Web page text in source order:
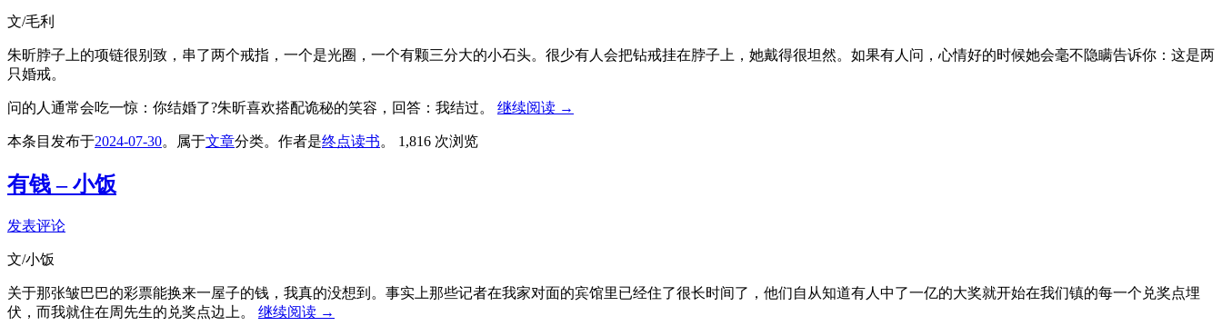
文/毛利
朱昕脖子上的项链很别致，串了两个戒指，一个是光圈，一个有颗三分大的小石头。很少有人会把钻戒挂在脖子上，她戴得很坦然。如果有人问，心情好的时候她会毫不隐瞒告诉你：这是两
只婚戒。
问的人通常会吃一惊：你结婚了?朱昕喜欢搭配诡秘的笑容，回答：我结过。 继续阅读 →
本条目发布于2024-07-30。属于文章分类。 作者是终点读书。 1,816 次浏览
有钱 – 小饭
发表评论
文/小饭
关于那张皱巴巴的彩票能换来一屋子的钱，我真的没想到。事实上那些记者在我家对面的宾馆里已经住了很长时间了，他们自从知道有人中了一亿的大奖就开始在我们镇的每一个兑奖点埋
伏，而我就住在周先生的兑奖点边上。 继续阅读 →